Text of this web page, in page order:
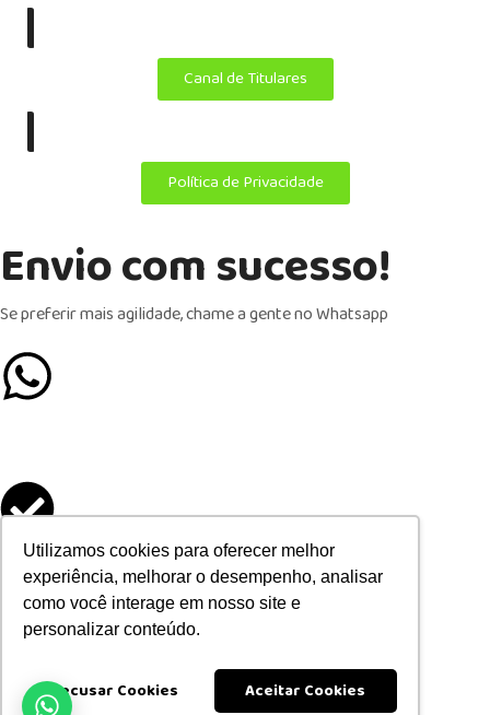
Utilizamos cookies para oferecer melhor
experiência, melhorar o desempenho, analisar
como você interage em nosso site e
personalizar conteúdo.
Recusar Cookies Aceitar Cookies
|
Canal de Titulares
|
Política de Privacidade
Envio com sucesso!
Se preferir mais agilidade, chame a gente no Whatsapp
Formulário enviado
com sucesso
Agradecemos seu contato